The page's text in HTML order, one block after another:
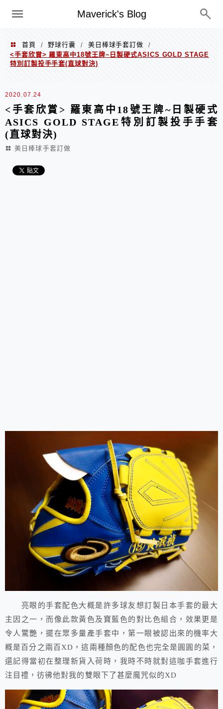
Maverick's Blog
Menu
首頁 / 野球行囊 / 美日棒球手套訂做
/
<手套欣賞> 羅東高中18號王牌~日製硬式ASICS GOLD STAGE
特別訂製投手手套(直球對決)
2020.07.24
<手套欣賞> 羅東高中18號王牌~日製硬式
ASICS GOLD STAGE特別訂製投手手套
(直球對決)
美日棒球手套訂做
亮眼的手套配色大概是許多球友想訂製日本手套的最大
主因之一，而像此款黃色及寶藍色的對比色組合，效果更是
令人驚艷，擺在眾多量產手套中，第一眼被認出來的機率大
概是百分之兩百XD，這兩種顏色的配色也完全是圓圓的菜，
還記得當初在整理新貨入荷時，我時不時就對這咖手套進行
注目禮，彷彿他對我的雙眼下了甚麼魔咒似的XD